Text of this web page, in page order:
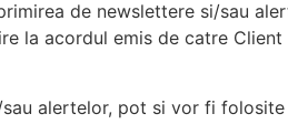
de newslettere si/sau
la acordul emis de catre
alertelor, pot si vor fi